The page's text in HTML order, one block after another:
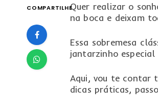
COMPARTILHEQuer realizar o
na boca e deixam
Essa sobremesa
jantarzinho
Aqui, vou te contar
dicas práticas,